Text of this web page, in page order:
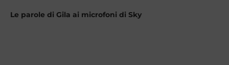
Le parole di Gila ai microfoni di Sky